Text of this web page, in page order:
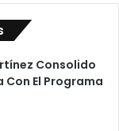
Consolido
Con El Programa